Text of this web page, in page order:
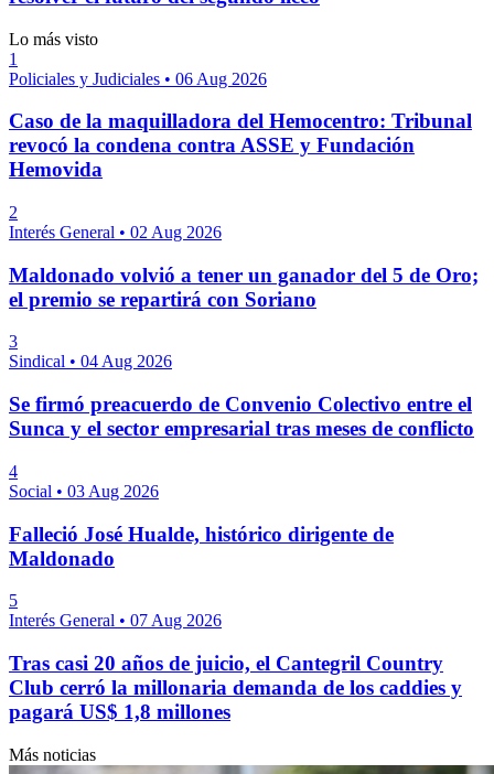
Lo más visto
1
Policiales y Judiciales • 06 Aug 2026
Caso de la maquilladora del Hemocentro: Tribunal
revocó la condena contra ASSE y Fundación
Hemovida
2
Interés General • 02 Aug 2026
Maldonado volvió a tener un ganador del 5 de Oro;
el premio se repartirá con Soriano
3
Sindical • 04 Aug 2026
Se firmó preacuerdo de Convenio Colectivo entre el
Sunca y el sector empresarial tras meses de conflicto
4
Social • 03 Aug 2026
Falleció José Hualde, histórico dirigente de
Maldonado
5
Interés General • 07 Aug 2026
Tras casi 20 años de juicio, el Cantegril Country
Club cerró la millonaria demanda de los caddies y
pagará US$ 1,8 millones
Más noticias